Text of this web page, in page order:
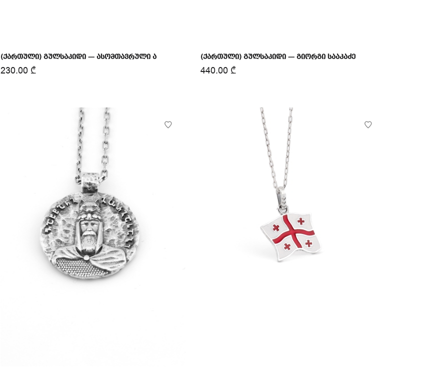
(ქართული) გულსაკიდი — ასომთავრული Ⴀ
230.00 ₾
(ქართული) გულსაკიდი — გიორგი სააკაძე
440.00 ₾